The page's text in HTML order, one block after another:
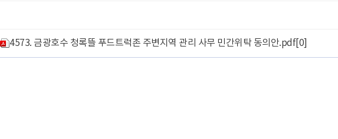
4573. 금광호수 청록뜰 푸드트럭존 주변지역 관리 사무 민간위탁 동의안.pdf[0]